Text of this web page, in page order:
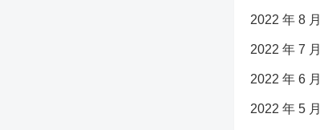
2022 年 8 月
2022 年 7 月
2022 年 6 月
2022 年 5 月